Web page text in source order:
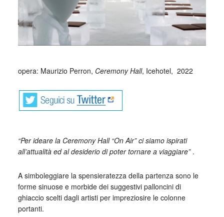
opera: Maurizio Perron, Ceremony Hall, Icehotel, 2022
“Per ideare la Ceremony Hall “On Air” ci siamo ispirati
all’attualità ed al desiderio di poter tornare a viaggiare”.
A simboleggiare la spensieratezza della partenza sono le
forme sinuose e morbide dei suggestivi palloncini di
ghiaccio scelti dagli artisti per impreziosire le colonne
portanti.